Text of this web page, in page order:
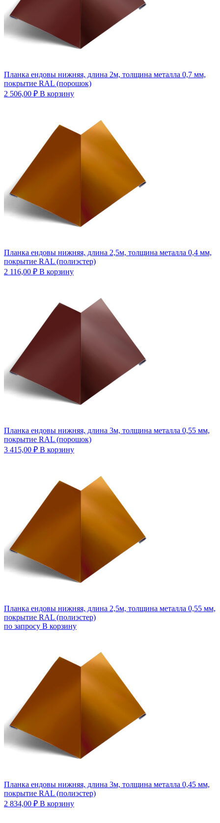
Планка ендовы нижняя, длина 2м, толщина металла 0,7 мм,
покрытие RAL (порошок)
2 506,00 ₽ В корзину
Планка ендовы нижняя, длина 2,5м, толщина металла 0,4 мм,
покрытие RAL (полиэстер)
2 116,00 ₽ В корзину
Планка ендовы нижняя, длина 3м, толщина металла 0,55 мм,
покрытие RAL (порошок)
3 415,00 ₽ В корзину
Планка ендовы нижняя, длина 2,5м, толщина металла 0,55 мм,
покрытие RAL (полиэстер)
по запросу В корзину
Планка ендовы нижняя, длина 3м, толщина металла 0,45 мм,
покрытие RAL (полиэстер)
2 834,00 ₽ В корзину